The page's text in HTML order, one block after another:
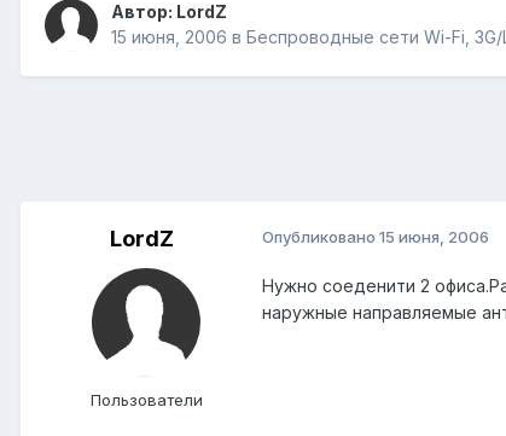
Автор: LordZ
15 июня, 2006 в Беспроводные сети Wi-Fi, 3G/
LordZ
Пользователи
Опубликовано 15 июня, 2006
Нужно соеденити 2
наружные направляемые